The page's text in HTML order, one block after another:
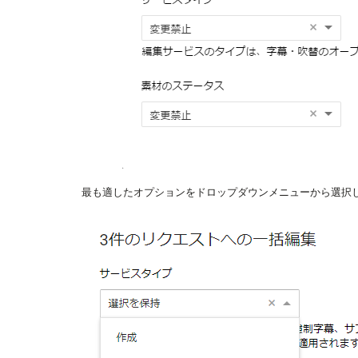
最も適したオプションをドロップダウンメニューから選択